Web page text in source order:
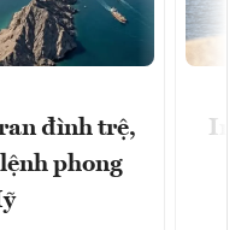
đình trệ,
phong